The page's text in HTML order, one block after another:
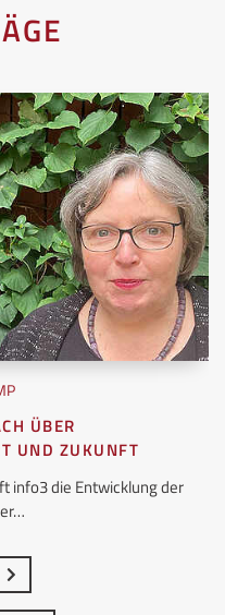
ÜBER
UND ZUKUNFT
info3 die Entwicklung der